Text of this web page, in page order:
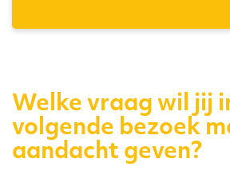
Welke vraag wil jij
volgende bezoek
aandacht geven?